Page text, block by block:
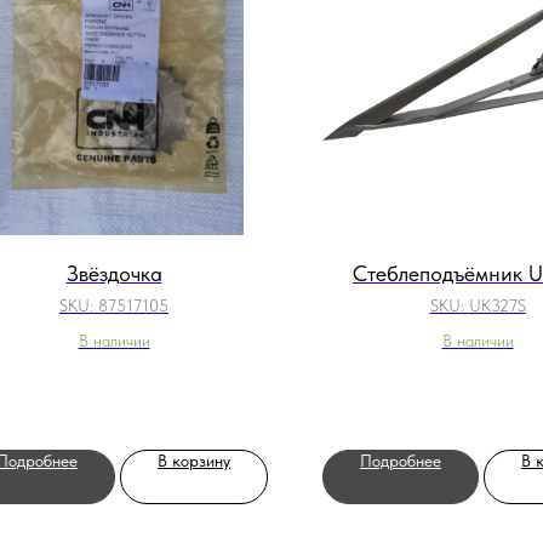
Звёздочка
SKU: 87517105
В наличии
В корзину
Стеблеподъёмник
SKU: UK327S
В наличии
Подробнее В